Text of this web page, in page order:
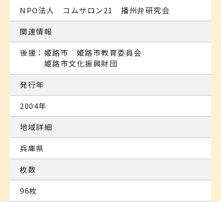
NPO法人 コムサロン21 播州弁研究会
関連情報
後援：姫路市 姫路市教育委員会
姫路市文化振興財団
発行年
2004年
地域詳細
兵庫県
枚数
96枚